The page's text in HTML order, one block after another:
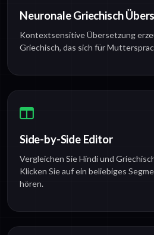
Neuronale Griechisch
Kontextsensitive Übersetzung
Griechisch, das sich für
Side-by-Side Editor
Vergleichen Sie Hindi und
Klicken Sie auf ein beliebiges
hören.